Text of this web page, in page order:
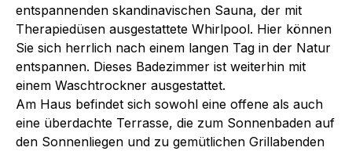
entspannenden skandinavischen Sauna, der mit
Therapiedüsen ausgestattete Whirlpool. Hier können
Sie sich herrlich nach einem langen Tag in der Natur
entspannen. Dieses Badezimmer ist weiterhin mit
einem Waschtrockner ausgestattet.
Am Haus befindet sich sowohl eine offene als auch
eine überdachte Terrasse, die zum Sonnenbaden auf
den Sonnenliegen und zu gemütlichen Grillabenden